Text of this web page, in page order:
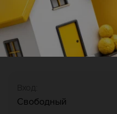
Описание
Свободный